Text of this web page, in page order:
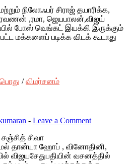
நிலோஃபர் சிராஜ் தயாரிக்க,
சரவணன் ,ரமா, ஜெயபாலன்,விஜய்
போஸ் வெங்கட் இயக்கி இருக்கும்
மக்களைப் படிக்க விடக் கூடாது
பொது /விமர்சனம்
- Leave a Comment
சஞ்சித் சிவா
தான்யா ஹோப் , வினோதினி,
விஜயசேதுபதியின் வசனத்தில்